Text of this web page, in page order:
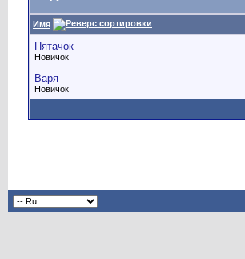
Имя
Пятачок
Новичок
Варя
Новичок